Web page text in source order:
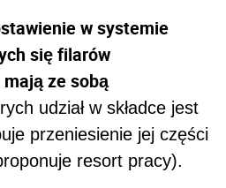
w systemie
się filarów
ze sobą
udział w składce jest
przeniesienie jej części
resort pracy).